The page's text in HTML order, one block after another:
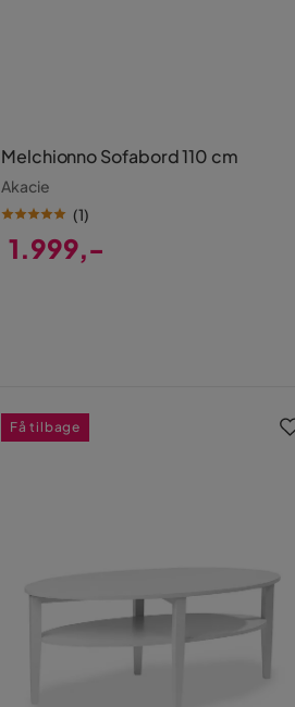
Melchionno Sofabord 110 cm
Akacie
(1)
1.999,-
Få tilbage